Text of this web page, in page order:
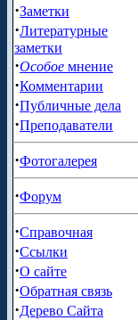
·Заметки
·Литературные
заметки
·Особое мнение
·Комментарии
·Публичные дела
·Преподаватели
·Фотогалерея
·Форум
·Справочная
·Ссылки
·О сайте
·Обратная связь
·Дерево Сайта